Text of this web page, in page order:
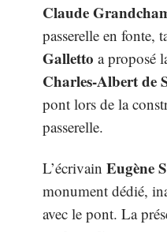
Claude
passerelle en fonte,
Galletto a proposé
Charles-Albert de
pont lors de la
passerelle.
L’écrivain Eugène
monument dédié,
avec le pont. La